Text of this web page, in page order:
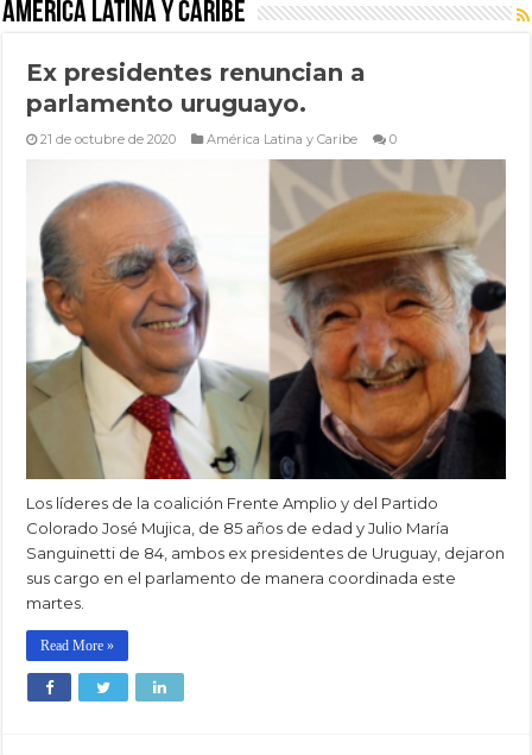
América Latina y Caribe
Ex presidentes renuncian a
parlamento uruguayo.
21 de octubre de 2020 América Latina y Caribe 0
Los líderes de la coalición Frente Amplio y del Partido
Colorado José Mujica, de 85 años de edad y Julio María
Sanguinetti de 84, ambos ex presidentes de Uruguay, dejaron
sus cargo en el parlamento de manera coordinada este
martes.
Read More »